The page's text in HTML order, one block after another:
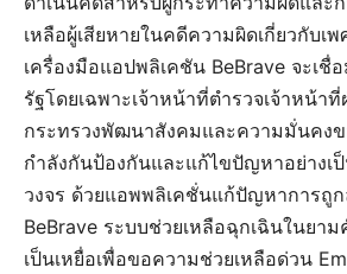
เหลือผู้เสียหายในคดีความผิดเกี่ยวกับเ
เครื่องมือแอปพลิเคชัน BeBrave จะเชื่
รัฐโดยเฉพาะเจ้าหน้าที่ตำรวจเจ้าหน้า
กระทรวงพัฒนาสังคมและความมั่นคง
กำลังกันป้องกันและแก้ไขปัญหาอย่างเ
วงจร ด้วยแอพพลิเคชั่นแก้ปัญหาการถูก
BeBrave ระบบช่วยเหลือฉุกเฉินในยา
เป็นเหยื่อเพื่อขอความช่วยเหลือด่วน